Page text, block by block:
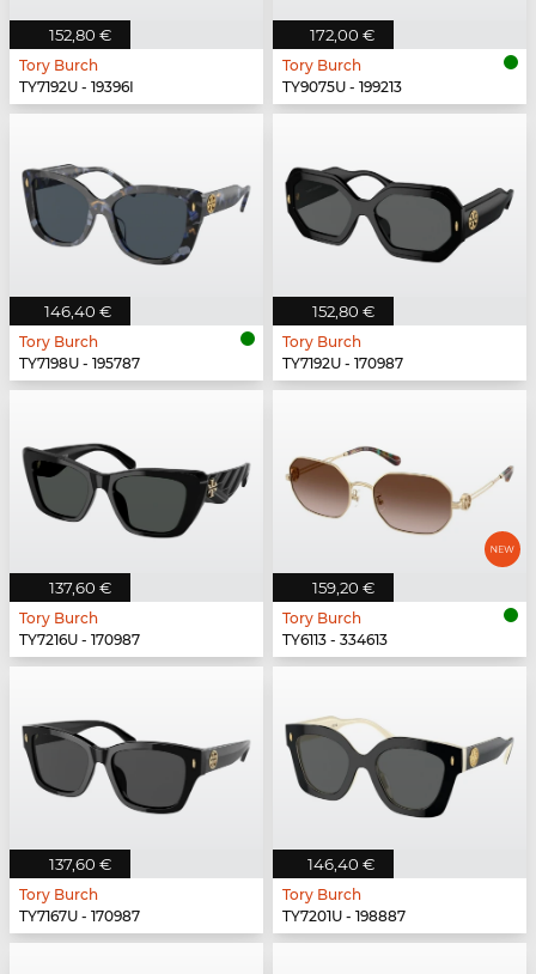
152,80 €
Tory Burch
TY7192U - 19396I
172,00 €
Tory Burch
TY9075U - 199213
146,40 €
Tory Burch
TY7198U - 195787
152,80 €
Tory Burch
TY7192U - 170987
137,60 €
Tory Burch
TY7216U - 170987
159,20 €
Tory Burch
TY6113 - 334613
137,60 €
Tory Burch
TY7167U - 170987
146,40 €
Tory Burch
TY7201U - 198887